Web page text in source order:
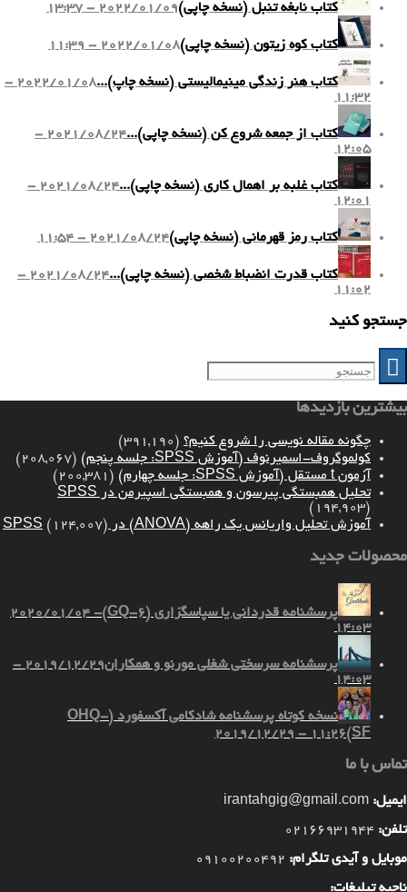
کتاب نابغه تنبل (نسخه چاپی)2022/01/09 - 13:37
کتاب کوه زیتون (نسخه چاپی)2022/01/08 - 11:39
کتاب هنر زندگی مینیمالیستی (نسخه چاپ)...
2022/01/08 -
11:32
کتاب از جمعه شروع کن (نسخه چاپی)...
2021/08/24 -
12:05
کتاب غلبه بر اهمال کاری (نسخه چاپی)...
2021/08/24 -
12:01
کتاب رمز قهرمانی (نسخه چاپی)2021/08/24 - 11:54
کتاب قدرت انضباط شخصی (نسخه چاپی)...
2021/08/24 -
11:02
جستجو کنید
بیشترین بازدیدها
چگونه مقاله نویسی را شروع کنیم؟ (391,190)
کولموگروف-اسمیرنوف (آموزش SPSS: جلسه پنجم)
(208,067)
آزمون t مستقل (آموزش SPSS: جلسه چهارم)
(200,381)
تحلیل همبستگی پیرسون و همبستگی اسپیرمن در SPSS
(194,903)
آموزش تحلیل واریانس یک راهه (ANOVA) در SPSS
(124,007)
محصولات جدید
پرسشنامه قدردانی یا سپاسگزاری (GQ-6)
2020/01/04 -
14:03
پرسشنامه سرسختی شغلی مورنو و همکاران
2019/12/29 -
14:03
نسخه کوتاه پرسشنامه شادکامی آکسفورد (OHQ-
SF)
2019/12/29 - 11:26
تماس با ما
ایمیل:
تلفن:
موبایل و آیدی تلگرام: 09100200492
ناحیه تبلیغات: